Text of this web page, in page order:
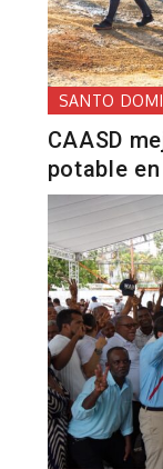
SANTO
CAASD
potable